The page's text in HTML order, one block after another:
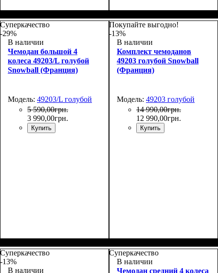
66х45х27+5
Суперкачество
-29%
В наличии
Чемодан большой 4
колеса 49203/L голубой
Snowball (Франция)
Модель: 49203/L голубой
5 590,00грн.
3 990,00грн.
Купить
76х51х31+5
Покупайте выгодно!
-13%
В наличии
Комплект чемоданов
49203 голубой Snowball
(Франция)
Модель: 49203 голубой
14 990,00грн.
12 990,00грн.
Купить
Суперкачество
-13%
В наличии
Суперкачество
В наличии
Чемодан средний 4 колеса